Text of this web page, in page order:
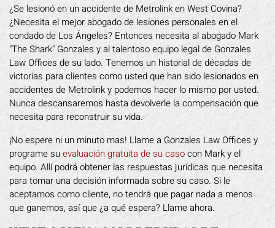
¿Se lesionó en un accidente de Metrolink en West Covina?
¿Necesita el mejor abogado de lesiones personales en el
condado de Los Ángeles? Entonces necesita al abogado Mark
"The Shark" Gonzales y al talentoso equipo legal de Gonzales
Law Offices de su lado. Tenemos un historial de décadas de
victorias para clientes como usted que han sido lesionados en
accidentes de Metrolink y podemos hacer lo mismo por usted.
Nunca descansaremos hasta devolverle la compensación que
necesita para reconstruir su vida.
¡No espere ni un minuto mas! Llame a Gonzales Law Offices y
programe suevaluación gratuita de su casocon Mark y el
equipo. Allí podrá obtener las respuestas jurídicas que necesita
para tomar una decisión informada sobre su caso. Si le
aceptamos como cliente, no tendrá que pagar nada a menos
que ganemos, así que ¿a qué espera? Llame ahora.